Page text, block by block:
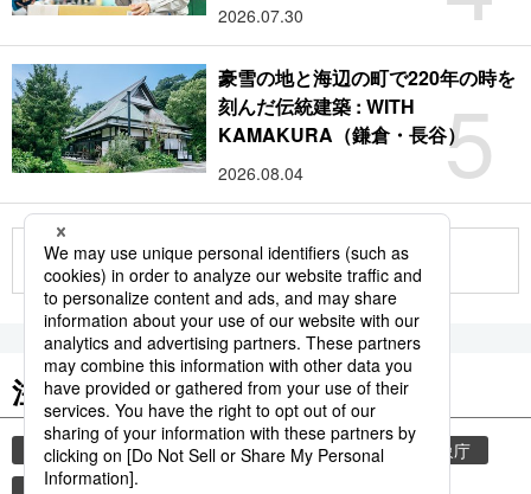
2026.07.30
5
豪雪の地と海辺の町で220年の時を
刻んだ伝統建築 : WITH
KAMAKURA（鎌倉・長谷）
2026.08.04
もっと見る
注目のキーワード
共同通信ニュース 気象・災害 災害
気象庁